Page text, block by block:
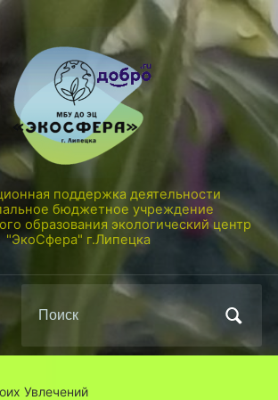
поддержка деятельности
бюджетное учреждение
образования экологический центр
"ЭкоСфера" г.Липецка
по:
Увлечений